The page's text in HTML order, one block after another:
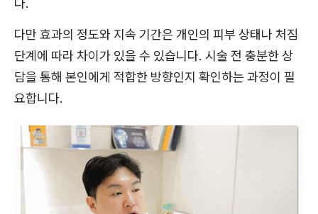
다만 효과의 정도와 지속 기간은 개인의 피부 상태나 처짐
단계에 따라 차이가 있을 수 있습니다. 시술 전 충분한 상
담을 통해 본인에게 적합한 방향인지 확인하는 과정이 필
요합니다.